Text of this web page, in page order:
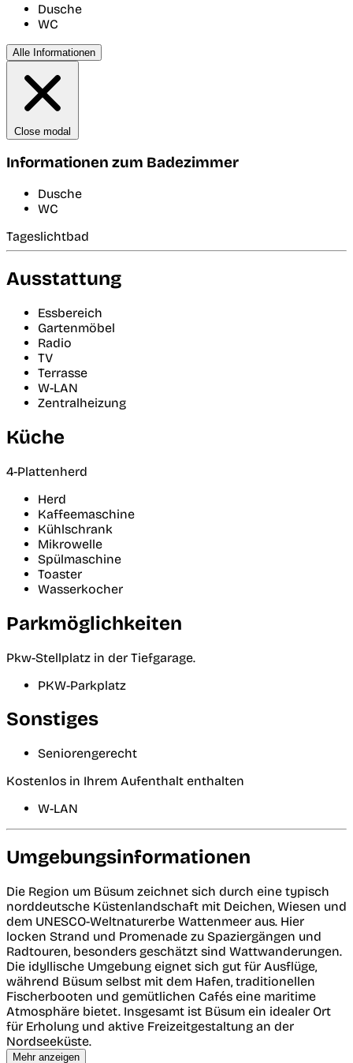
Dusche
WC
Alle Informationen
Close modal
Informationen zum Badezimmer
Dusche
WC
Tageslichtbad
Ausstattung
Essbereich
Gartenmöbel
Radio
TV
Terrasse
W-LAN
Zentralheizung
Küche
4-Plattenherd
Herd
Kaffeemaschine
Kühlschrank
Mikrowelle
Spülmaschine
Toaster
Wasserkocher
Parkmöglichkeiten
Pkw-Stellplatz in der Tiefgarage.
PKW-Parkplatz
Sonstiges
Seniorengerecht
Kostenlos in Ihrem Aufenthalt enthalten
W-LAN
Umgebungsinformationen
Die Region um Büsum zeichnet sich durch eine typisch
norddeutsche Küstenlandschaft mit Deichen, Wiesen und
dem UNESCO-Weltnaturerbe Wattenmeer aus. Hier
locken Strand und Promenade zu Spaziergängen und
Radtouren, besonders geschätzt sind Wattwanderungen.
Die idyllische Umgebung eignet sich gut für Ausflüge,
während Büsum selbst mit dem Hafen, traditionellen
Fischerbooten und gemütlichen Cafés eine maritime
Atmosphäre bietet. Insgesamt ist Büsum ein idealer Ort
für Erholung und aktive Freizeitgestaltung an der
Nordseeküste.
Mehr anzeigen